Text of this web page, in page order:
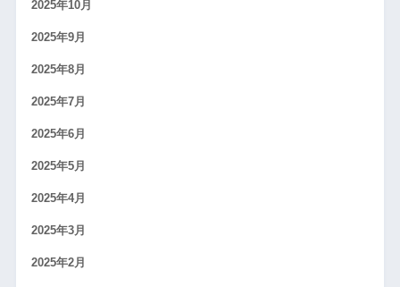
2025年10月
2025年9月
2025年8月
2025年7月
2025年6月
2025年5月
2025年4月
2025年3月
2025年2月